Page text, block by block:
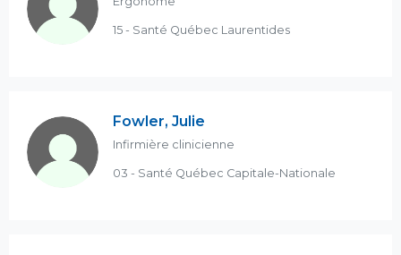
15 - Santé Québec Laurentides
Fowler, Julie
Infirmière clinicienne
03 - Santé Québec Capitale-Nationale